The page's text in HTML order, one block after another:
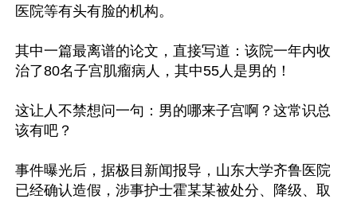
医院等有头有脸的机构。
其中一篇最离谱的论文，直接写道：该院一年内收
治了80名子宫肌瘤病人，其中55人是男的！
这让人不禁想问一句：男的哪来子宫啊？这常识总
该有吧？
事件曝光后，据极目新闻报导，山东大学齐鲁医院
已经确认造假，涉事护士霍某某被处分、降级、取